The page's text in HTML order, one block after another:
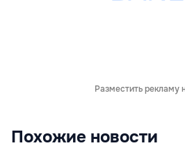
Разместить рекламу
Похожие новости